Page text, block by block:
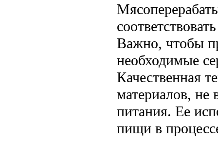
Важно, чтобы
необходимые
Качественная
материалов,
питания. Ее
пищи в